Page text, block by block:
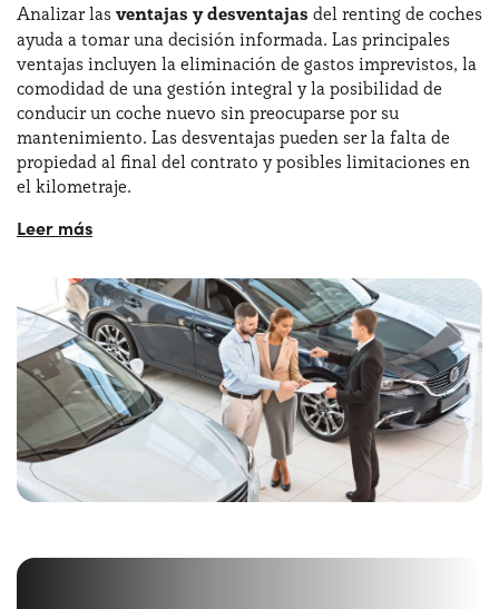
Analizar las ventajas y desventajas del renting de coches
ayuda a tomar una decisión informada. Las principales
ventajas incluyen la eliminación de gastos imprevistos, la
comodidad de una gestión integral y la posibilidad de
conducir un coche nuevo sin preocuparse por su
mantenimiento. Las desventajas pueden ser la falta de
propiedad al final del contrato y posibles limitaciones en
el kilometraje.
Sin embargo, para muchos, estos aspectos no superan los
ventajas de alquilar un coche a largo plazoincluyen
un paquete de servicios todo incluido que permite una
experiencia de conducción sin preocupaciones. Desde el
seguro hasta la asistencia en carretera 24/7, el renting
ofrece seguridad y comodidad. Esto subraya por qué vale
la pena el renting de coches para quienes buscan una
opción práctica y libre de complicaciones.
En resumen, merece la pena renting coche porque ofrece
flexibilidad,transparenciaycomodidad. Para
al proporcionar acceso a coches nuevos sin las cargas